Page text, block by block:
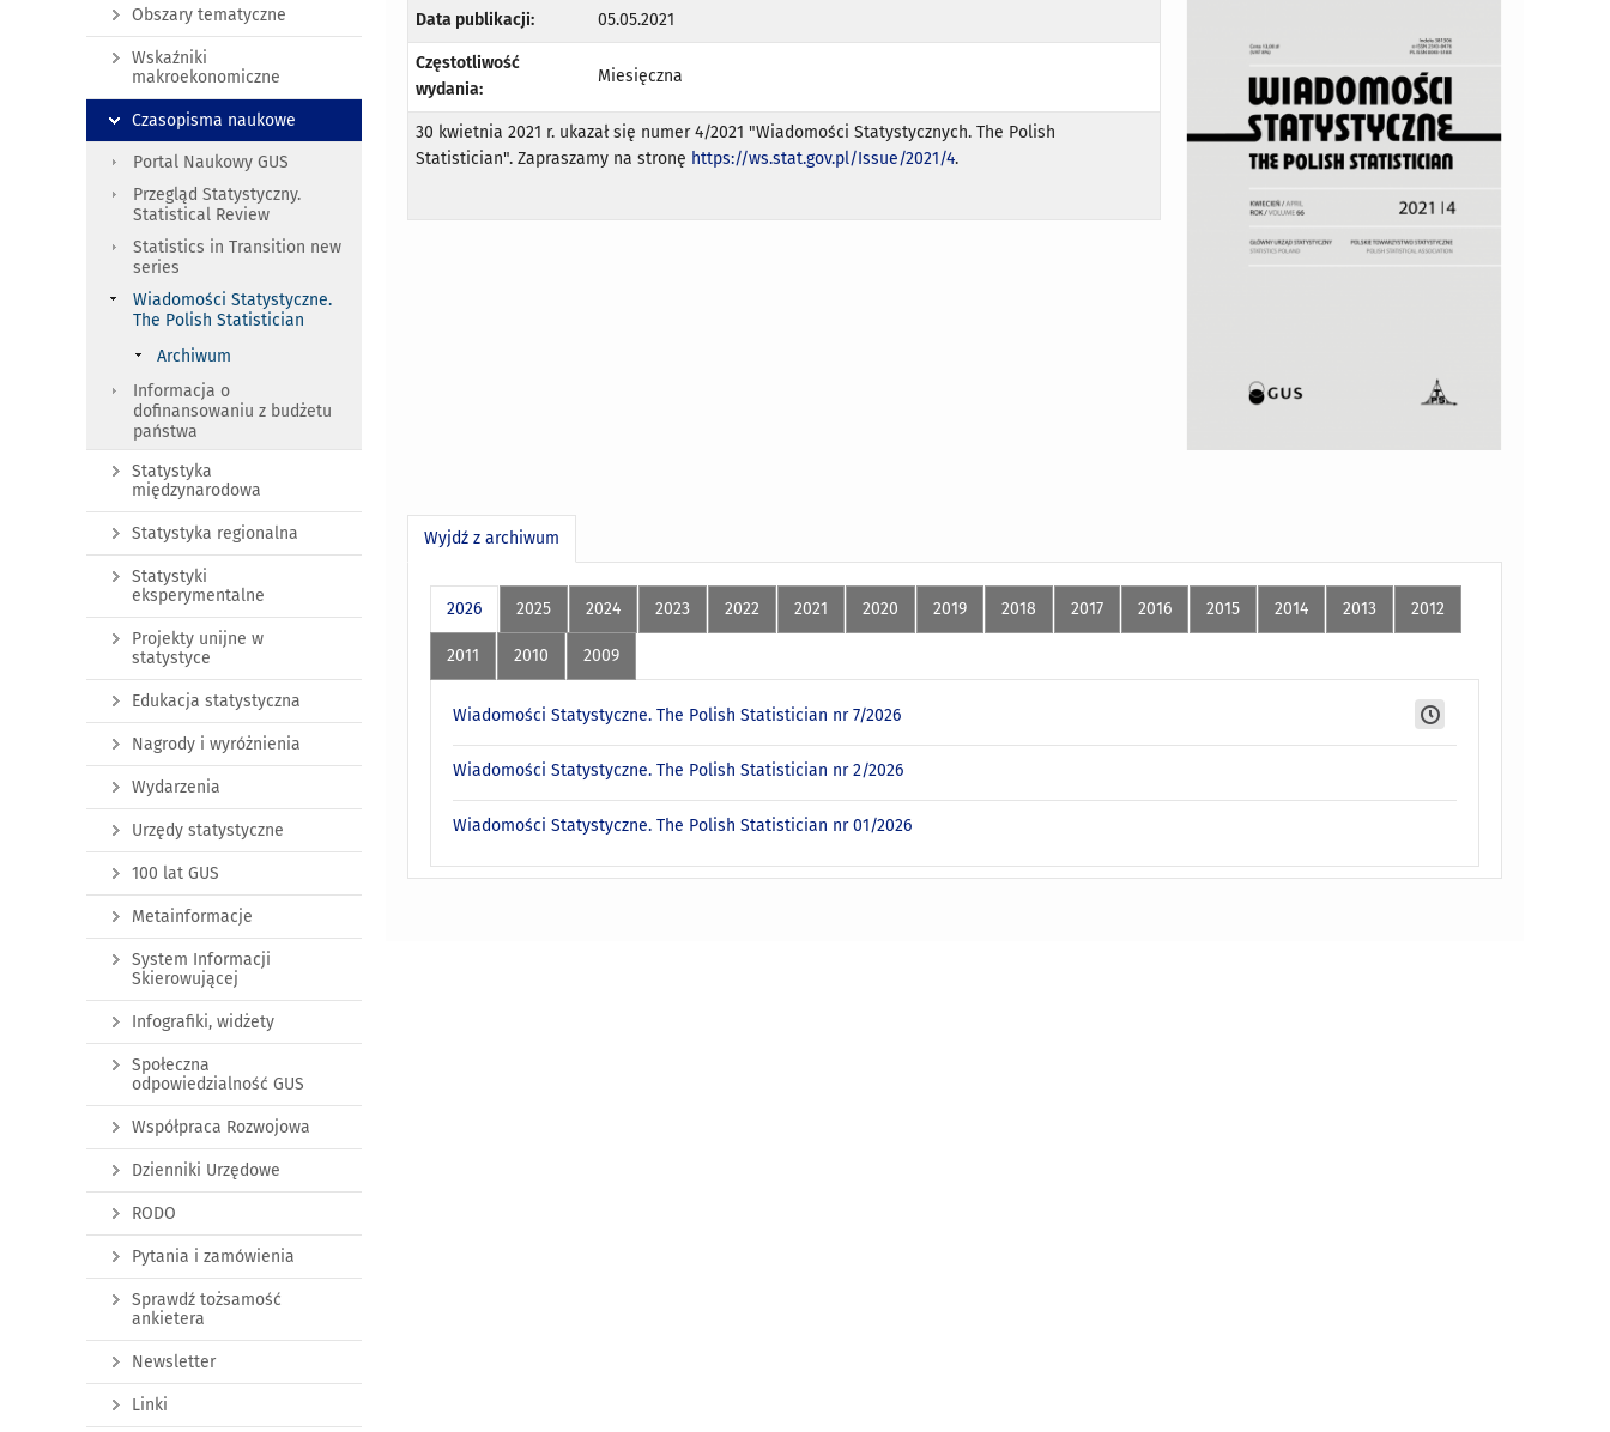
Data publikacji: 05.05.2021
Częstotliwość
wydania:
Miesięczna
30 kwietnia 2021 r. ukazał się numer 4/2021 "Wiadomości Statystycznych. The Polish
Statistician". Zapraszamy na stronę https://ws.stat.gov.pl/Issue/2021/4.
Wyjdź z archiwum
2026 2025 2024 2023 2022 2021 2020 2019 2018 2017 2016 2015 2014 2013 2012
2011 2010 2009
Wiadomości Statystyczne. The Polish Statistician nr 7/2026
Wiadomości Statystyczne. The Polish Statistician nr 2/2026
Wiadomości Statystyczne. The Polish Statistician nr 01/2026
Obszary tematyczne
Wskaźniki
makroekonomiczne
Czasopisma naukowe
Portal Naukowy GUS
Przegląd Statystyczny.
Statistical Review
Statistics in Transition new
series
Wiadomości Statystyczne.
The Polish Statistician
Archiwum
Informacja o
dofinansowaniu z budżetu
państwa
Statystyka
międzynarodowa
Statystyka regionalna
Statystyki
eksperymentalne
Projekty unijne w
statystyce
Edukacja statystyczna
Nagrody i wyróżnienia
Wydarzenia
Urzędy statystyczne
100 lat GUS
Metainformacje
System Informacji
Skierowującej
Infografiki, widżety
Społeczna
odpowiedzialność GUS
Współpraca Rozwojowa
Dzienniki Urzędowe
RODO
Pytania i zamówienia
Sprawdź tożsamość
ankietera
Newsletter
Linki